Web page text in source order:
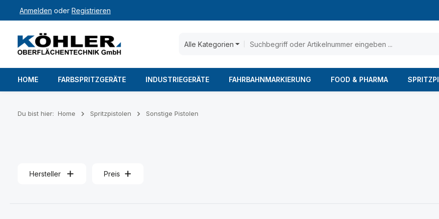
Hauptinhalt springen
Zur Suche springen
Zur Hauptnavigation springen
Anmelden oder Registrieren
Alle Kategorien
HOME FARBSPRITZGERÄTE INDUSTRIEGERÄTE FAHRBAHNMARKIERUNG FOOD & PHARMA
Du bist hier: Home Spritzpistolen Sonstige Pistolen
Hersteller Preis